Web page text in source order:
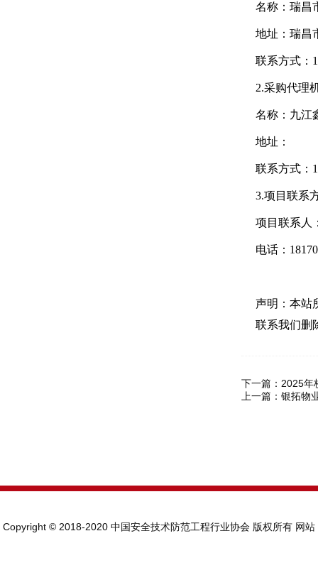
名称： 瑞昌
地址：瑞昌
联系方式：
2.采购代理
名称： 九江
地址：
联系方式：
3.项目联系
项目联系人
电话：
声明：本站
联系我们删
下一篇： 2025年
上一篇： 银拓物
Copyright © 2018-2020 中国安全技术防范工程行业协会 版权所有 网站